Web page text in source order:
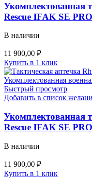
Укомплектованная
Rescue IFAK SE
В наличии
11 900,00 ₽
Купить в 1 клик
Быстрый просмотр
Добавить в список
Укомплектованная
Rescue IFAK SE
В наличии
11 900,00 ₽
Купить в 1 клик